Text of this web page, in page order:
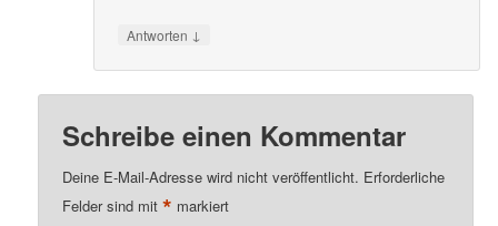
Antworten ↓
Schreibe einen Kommentar
Deine E-Mail-Adresse wird nicht veröffentlicht. Erforderliche
Felder sind mit* markiert